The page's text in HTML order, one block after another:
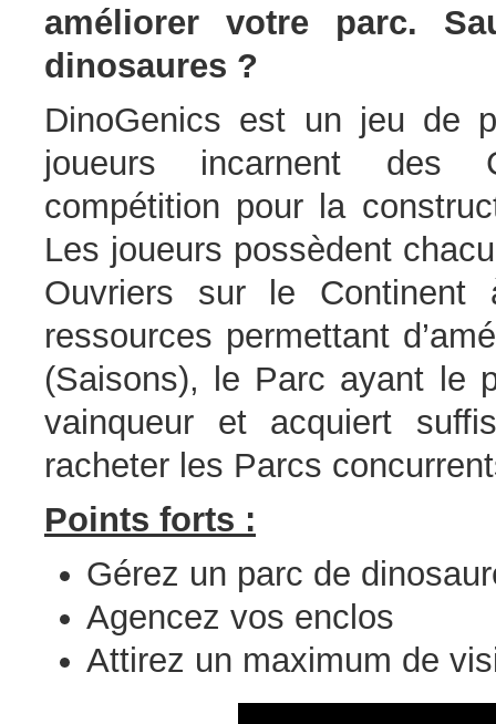
améliorer votre parc.
dinosaures ?
DinoGenics est un jeu de
joueurs incarnent des
compétition pour la
Les joueurs possèdent
Ouvriers sur le
ressources permettant
(Saisons), le Parc ayant le
vainqueur et acquiert
racheter les Parcs
Points forts :
Gérez un parc de
Agencez vos enclos
Attirez un maximum de